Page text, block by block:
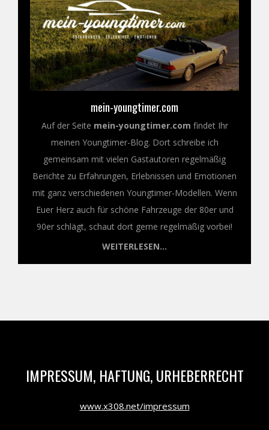
mein-youngtimer.com
Auf der Seite mein-youngtimer.com findet Ihr
meinen Youngtimer-Blog. Dort schreibe ich
gemeinsam mit vielen Gastautoren regelmäßig
Berichte zu Erfahrungen, Erlebnissen und Emotionen
mit ganz verschiedenen Youngtimer-Modellen. Wenn
Euer Herz auch für schöne Fahrzeuge der 80er und
90er schlägt, schaut dort gerne regelmäßig vorbei!
WEITERLESEN...
IMPRESSUM, HAFTUNG, URHEBERRECHT
www.x308.net/impressum